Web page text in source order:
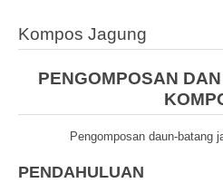
Kompos Jagung
PENGOMPOSAN
Pengomposan daun-batang
PENDAHULUAN